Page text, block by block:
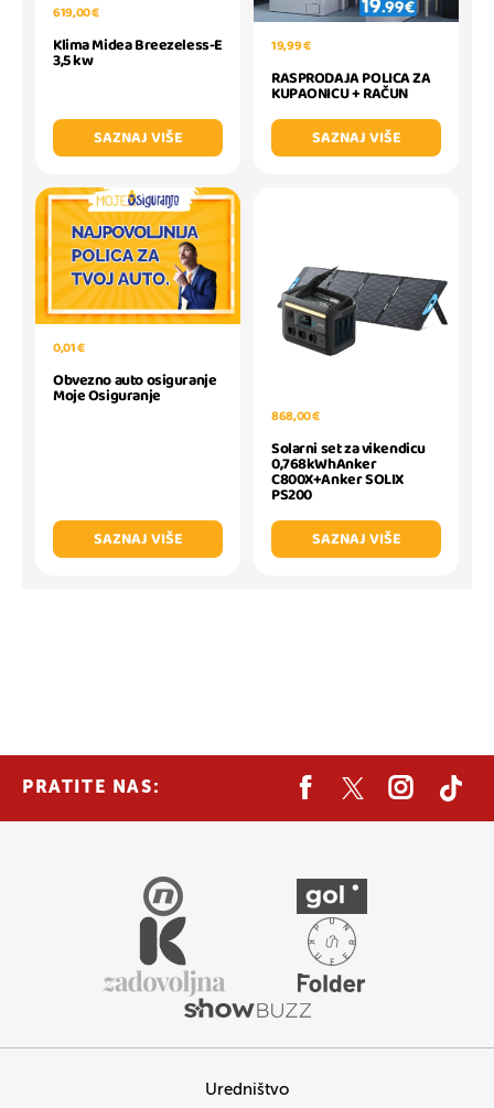
619,00 €
Klima Midea Breezeless-E
3,5 kw
SAZNAJ VIŠE
19,99 €
RASPRODAJA POLICA ZA
KUPAONICU + RAČUN
SAZNAJ VIŠE
0,01 €
Obvezno auto osiguranje
Moje Osiguranje
SAZNAJ VIŠE
868,00 €
Solarni set za vikendicu
0,768kWhAnker
C800X+Anker SOLIX
PS200
SAZNAJ VIŠE
PRATITE NAS:
Uredništvo